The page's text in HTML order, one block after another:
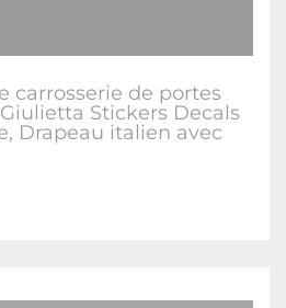
carrosserie de portes
Stickers Decals
Drapeau italien avec